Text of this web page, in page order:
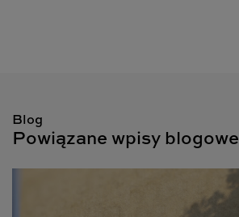
Blog
Powiązane wpisy blogowe